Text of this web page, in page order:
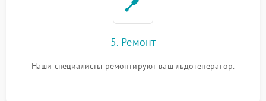
5. Ремонт
Наши специалисты ремонтируют ваш льдогенератор.